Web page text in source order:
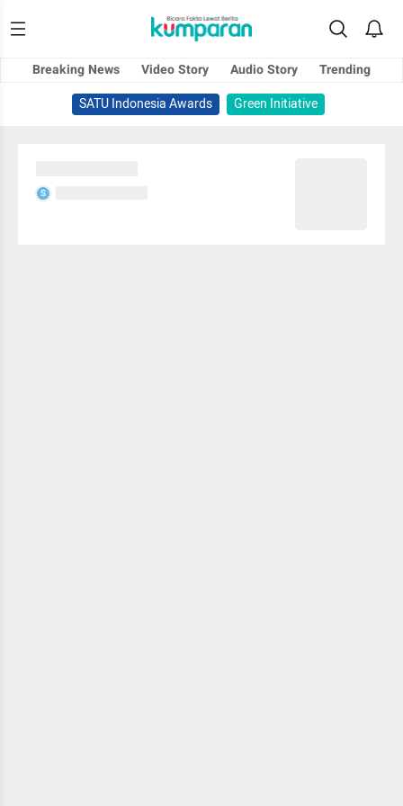
Breaking News Video Story Audio Story
Trending
SATU Indonesia Awards
Green Initiative
S